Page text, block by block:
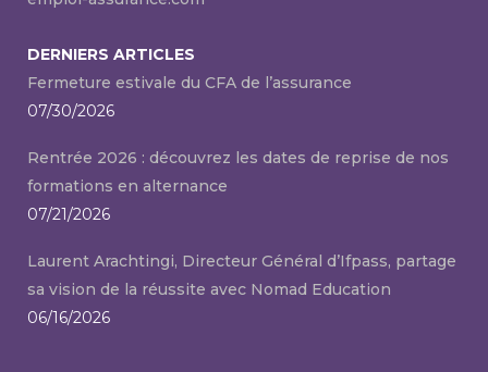
DERNIERS ARTICLES
Fermeture estivale du CFA de l’assurance
07/30/2026
Rentrée 2026 : découvrez les dates de reprise de nos
formations en alternance
07/21/2026
Laurent Arachtingi, Directeur Général d’Ifpass, partage
sa vision de la réussite avec Nomad Education
06/16/2026